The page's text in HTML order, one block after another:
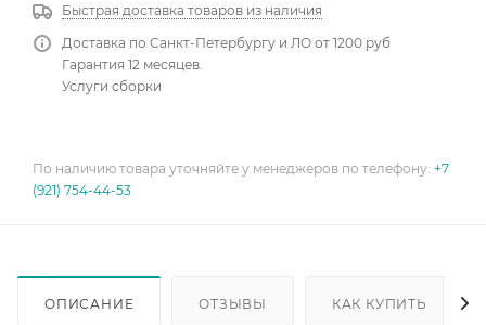
Быстрая доставка товаров из наличия
Доставка по Санкт-Петербургу и ЛО от 1200 руб
Гарантия 12 месяцев.
Услуги сборки
По наличию товара уточняйте у менеджеров по телефону: +7
(921) 754-44-53
ОПИСАНИЕ ОТЗЫВЫ КАК КУПИТЬ